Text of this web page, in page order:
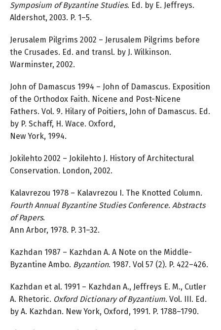
Symposium of Byzantine Studies. Ed. by E. Jeffreys.
Aldershot, 2003. P. 1–5.
Jerusalem Pilgrims 2002 – Jerusalem Pilgrims before
the Crusades. Ed. and transl. by J. Wilkinson.
Warminster, 2002.
John of Damascus 1994 – John of Damascus. Exposition
of the Orthodox Faith. Nicene and Post-Nicene
Fathers. Vol. 9. Hilary of Poitiers, John of Damascus. Ed.
by P. Schaff, H. Wace. Oxford,
New York, 1994.
Jokilehto 2002 – Jokilehto J. History of Architectural
Conservation. London, 2002.
Kalavrezou 1978 – Kalavrezou I. The Knotted Column.
Fourth Annual Byzantine Studies Conference. Abstracts
of Papers.
Ann Arbor, 1978. P. 31–32.
Kazhdan 1987 – Kazhdan A. A Note on the Middle-
Byzantine Ambo. Byzantion. 1987. Vol 57 (2). P. 422–426.
Kazhdan et al. 1991 – Kazhdan A., Jeffreys E. M., Cutler
A. Rhetoric. Oxford Dictionary of Byzantium. Vol. III. Ed.
by A. Kazhdan. New York, Oxford, 1991. P. 1788–1790.